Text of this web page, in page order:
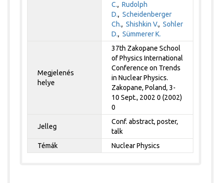
C.,Rudolph
D.,Scheidenberger
Ch.,Shishkin V.,Sohler
D.,Sümmerer K.
Megjelenés
helye
37th Zakopane School
of Physics International
Conference on Trends
in Nuclear Physics.
Zakopane, Poland, 3-
10 Sept., 2002 0 (2002)
0
Jelleg
Conf. abstract, poster,
talk
Témák
Nuclear Physics